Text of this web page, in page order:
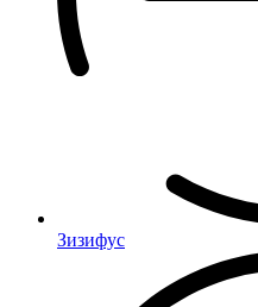
Зизифус